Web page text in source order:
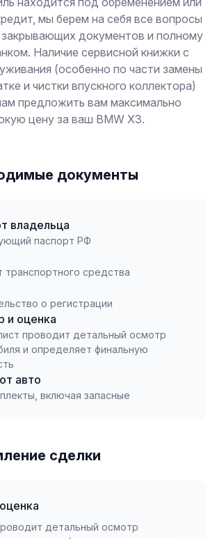
мы берем на себя все вопросы
документов и полному
Наличие сервисной книжки с
(особенно по части замены
и чистки впускного коллектора)
предложить вам максимально
цену за ваш BMW X3.
документы
владельца
паспорт РФ
транспортного средства
о регистрации
и оценка
проводит детальный осмотр
и определяет финальную
авто
включая запасные
сделки
детальный осмотр